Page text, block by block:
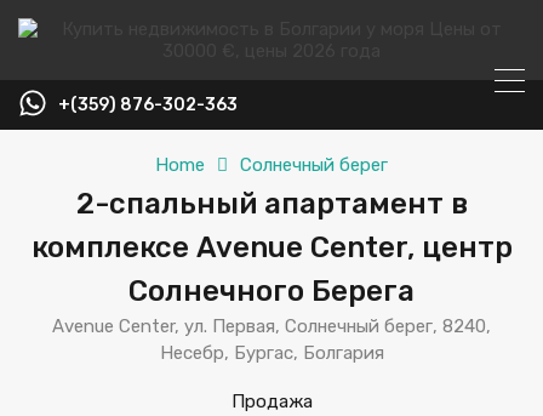
+(359) 876-302-363
Home Солнечный берег
2-спальный апартамент в
комплексе Avenue Center, центр
Солнечного Берега
Avenue Center, ул. Первая, Солнечный берег, 8240,
Несебр, Бургас, Болгария
Продажа